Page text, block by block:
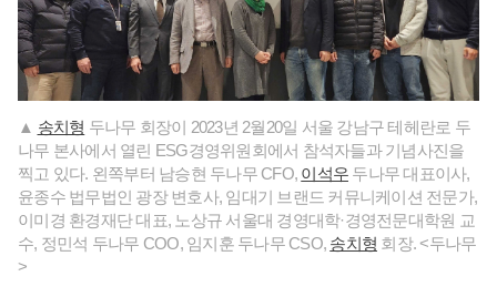
▲ 송치형 두나무 회장이 2023년 2월20일 서울 강남구 테헤란로 두
나무 본사에서 열린 ESG경영위원회에서 참석자들과 기념사진을
찍고 있다. 왼쪽부터 남승현 두나무 CFO, 이석우 두나무 대표이사,
윤종수 법무법인 광장 변호사, 임대기 브랜드 커뮤니케이션 전문가,
이미경 환경재단 대표, 노상규 서울대 경영대학·경영전문대학원 교
수, 정민석 두나무 COO, 임지훈 두나무 CSO, 송치형 회장. <두나무
>